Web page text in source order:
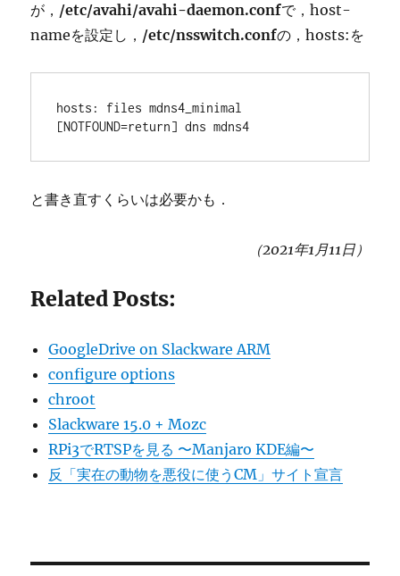
が， /etc/avahi/avahi-daemon.confで，host-
nameを設定し， /etc/nsswitch.confの，hosts:を
hosts: files mdns4_minimal
[NOTFOUND=return] dns mdns4
と書き直すくらいは必要かも．
（2021年1月11日）
Related Posts:
GoogleDrive on Slackware ARM
configure options
chroot
Slackware 15.0 + Mozc
RPi3でRTSPを見る 〜Manjaro KDE編〜
反「実在の動物を悪役に使うCM」サイト宣言